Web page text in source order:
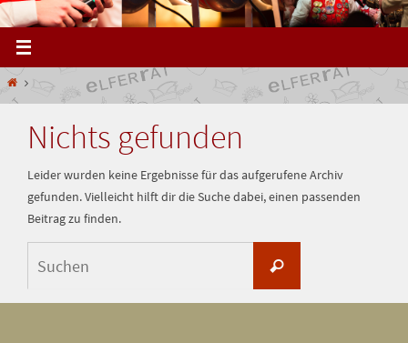
Start
Nichts gefunden
Leider wurden keine Ergebnisse für das aufgerufene Archiv
gefunden. Vielleicht hilft dir die Suche dabei, einen passenden
Beitrag zu finden.
Suchen